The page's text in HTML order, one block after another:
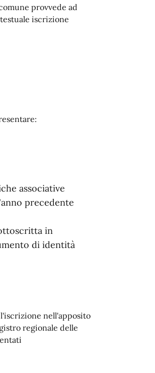
provvede ad
iscrizione
associative
precedente
in
di identità
nell'apposito
regionale delle